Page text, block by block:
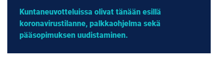
Kuntaneuvotteluissa olivat tänään esillä
koronavirustilanne, palkkaohjelma sekä
pääsopimuksen uudistaminen.